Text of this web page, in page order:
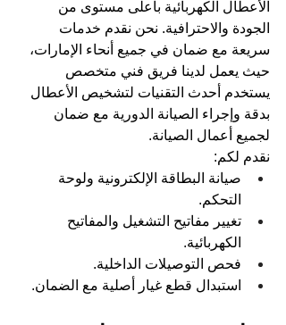
الأعطال الكهربائية بأعلى مستوى من
الجودة والاحترافية. نحن نقدم خدمات
سريعة مع ضمان في جميع أنحاء الإمارات،
حيث يعمل لدينا فريق فني متخصص
يستخدم أحدث التقنيات لتشخيص الأعطال
بدقة وإجراء الصيانة الدورية مع ضمان
لجميع أعمال الصيانة.
نقدم لكم:
صيانة البطاقة الإلكترونية ولوحة
التحكم.
تغيير مفاتيح التشغيل والمفاتيح
الكهربائية.
فحص التوصيلات الداخلية.
استبدال قطع غيار أصلية مع الضمان.